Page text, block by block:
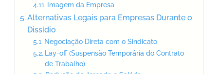
Imagem da Empresa
Alternativas Legais para Empresas Durante o
Dissídio
Negociação Direta com o Sindicato
Lay-off (Suspensão Temporária do Contrato
de Trabalho)